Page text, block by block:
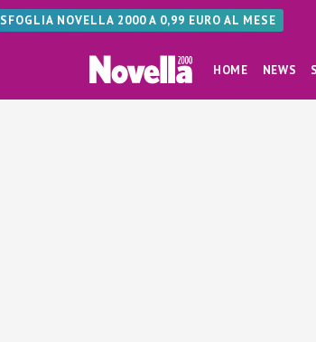
SFOGLIA NOVELLA 2000 A 0,99 EURO AL MESE
HOME NEWS